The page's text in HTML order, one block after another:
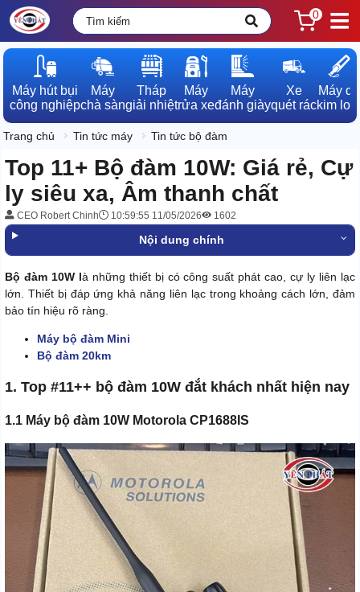
0
Máy hút bụi
công nghiệp
Máy
chà sàn
Tháp
giải nhiệt
Máy
rửa xe
Máy
đánh giày
Xe
quét rác
Máy dò
kim loại
Trang chủ Tin tức máy Tin tức bộ đàm
Top 11+ Bộ đàm 10W: Giá rẻ, Cự
ly siêu xa, Âm thanh chất
CEO Robert Chinh 10:59:55 11/05/2026 1602
Nội dung chính
Bộ đàm 10W là những thiết bị có công suất phát cao, cự ly liên lạc
lớn. Thiết bị đáp ứng khả năng liên lạc trong khoảng cách lớn, đảm
bảo tín hiệu rõ ràng.
Máy bộ đàm Mini
Bộ đàm 20km
1. Top #11++ bộ đàm 10W đắt khách nhất hiện nay
1.1 Máy bộ đàm 10W Motorola CP1688IS